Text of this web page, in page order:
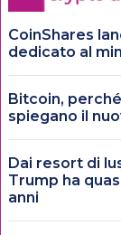
CoinShares
dedicato al
Bitcoin,
spiegano il
Dai resort di
Trump ha
anni